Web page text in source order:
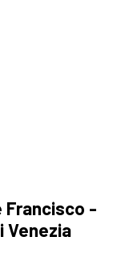
Francisco -
Venezia